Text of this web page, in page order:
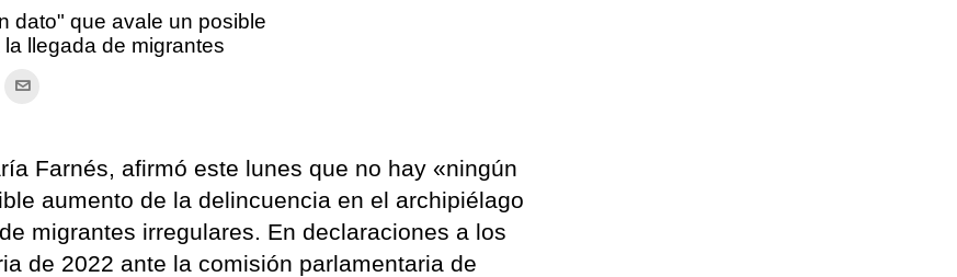
dato" que avale un posible
llegada de migrantes
Farnés, afirmó este lunes que no hay «ningún
aumento de la delincuencia en el archipiélago
migrantes irregulares. En declaraciones a los
de 2022 ante la comisión parlamentaria de